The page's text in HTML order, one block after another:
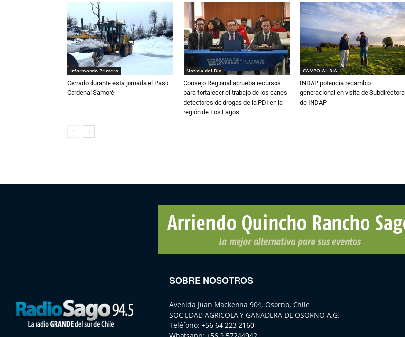
Informando Primero
Cerrado durante esta jornada el Paso
Cardenal Samoré
Noticia del Día
Consejo Regional aprueba recursos
para fortalecer el trabajo de los canes
detectores de drogas de la PDI en la
región de Los Lagos
CAMPO AL DIA
INDAP potencia recambio
generacional en visita de Subdirectora
de INDAP
SOBRE NOSOTROS
Avenida Juan Mackenna 904, Osorno, Chile
SOCIEDAD AGRICOLA Y GANADERA DE OSORNO A.G.
Teléfono: +56 64 223 2160
Whatsapp: +56 9 57244942